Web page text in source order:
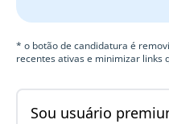
* o botão de candidatura é
recentes ativas e minimizar links
Sou usuário